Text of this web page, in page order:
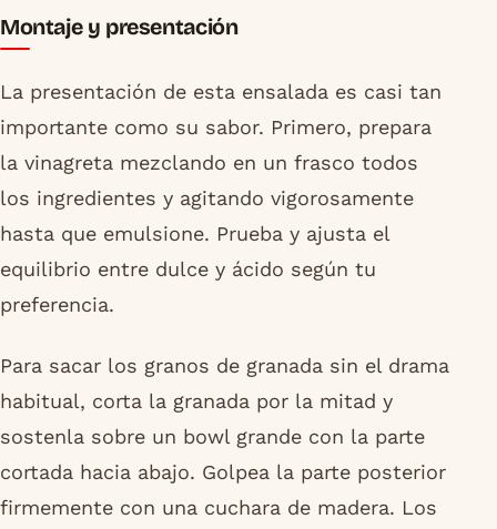
Montaje y presentación
La presentación de esta ensalada es casi tan
importante como su sabor. Primero, prepara
la vinagreta mezclando en un frasco todos
los ingredientes y agitando vigorosamente
hasta que emulsione. Prueba y ajusta el
equilibrio entre dulce y ácido según tu
preferencia.
Para sacar los granos de granada sin el drama
habitual, corta la granada por la mitad y
sostenla sobre un bowl grande con la parte
cortada hacia abajo. Golpea la parte posterior
firmemente con una cuchara de madera. Los